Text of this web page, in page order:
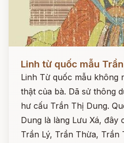
Linh từ quốc mẫu
Linh Từ quốc mẫu không
thật của bà. Dã sử thông
hư cấu Trần Thị Dung.
Dung là làng Lưu Xá, đây
Trần Lý, Trần Thừa, Trần